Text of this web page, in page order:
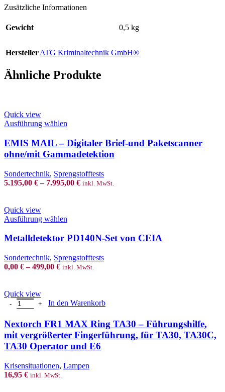
Zusätzliche Informationen
Gewicht 0,5 kg
HerstellerATG Kriminaltechnik GmbH®
Ähnliche Produkte
Quick view
Ausführung wählen
has
multiple
variants.
options
may
the
page
EMIS MAIL – Digitaler Brief-und Paketscanner
ohne/mit Gammadetektion
Sondertechnik, Sprengstofftests
5.195,00 €– 7.995,00 € inkl. MwSt.
Quick view
Ausführung wählen
has
variants.
The
chosen
on
product
page
Metalldetektor PD140N-Set von CEIA
Sondertechnik, Sprengstofftests
0,00 €–499,00 € inkl. MwSt.
Quick view
Nextorch FR1 MAX Ring TA30 - Führungshilfe, mit vergrößerter
In den Warenkorb
Nextorch FR1 MAX Ring TA30 – Führungshilfe,
mit vergrößerter Fingerführung, für TA30, TA30C,
TA30 Operator und E6
Krisensituationen, Lampen
16,95 € inkl. MwSt.